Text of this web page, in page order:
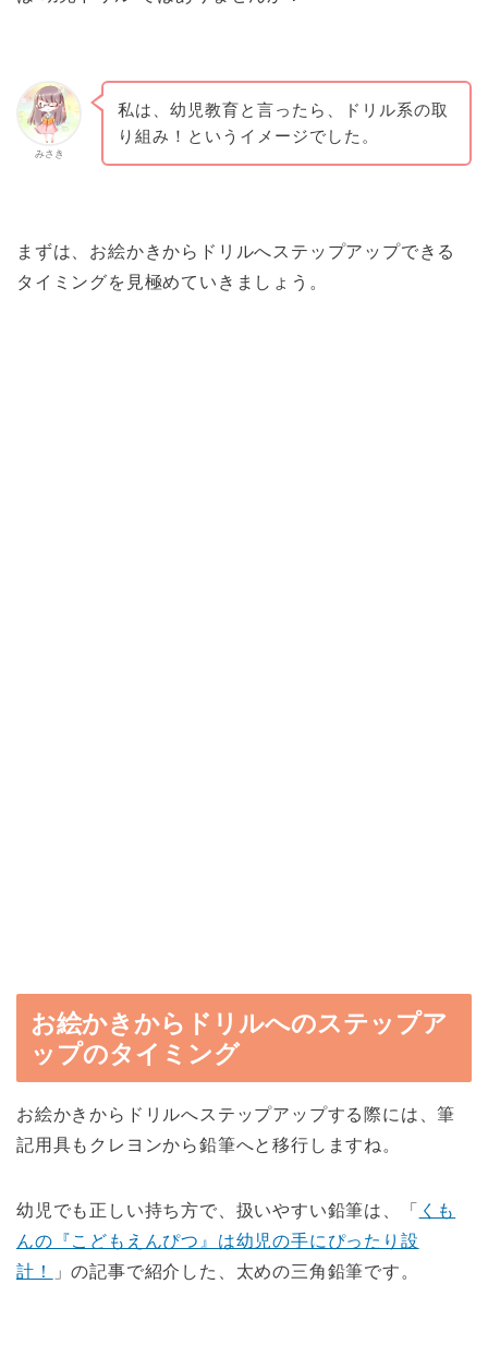
みさき
私は、幼児教育と言ったら、ドリル系の取
り組み！というイメージでした。
まずは、お絵かきからドリルへステップアップできる
タイミングを見極めていきましょう。
お絵かきからドリルへのステップア
ップのタイミング
お絵かきからドリルへステップアップする際には、筆
記用具もクレヨンから鉛筆へと移行しますね。
幼児でも正しい持ち方で、扱いやすい鉛筆は、「
くも
んの『こどもえんぴつ』は幼児の手にぴったり設
計！
」の記事で紹介した、太めの三角鉛筆です。